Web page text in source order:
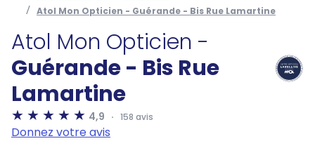
Atol Mon Opticien - Guérande - Bis Rue Lamartine
Atol Mon Opticien -
Guérande - Bis Rue
Lamartine
4,9 158 avis
Donnez votre avis